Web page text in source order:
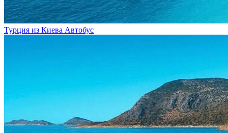
Турция из Киева Автобус